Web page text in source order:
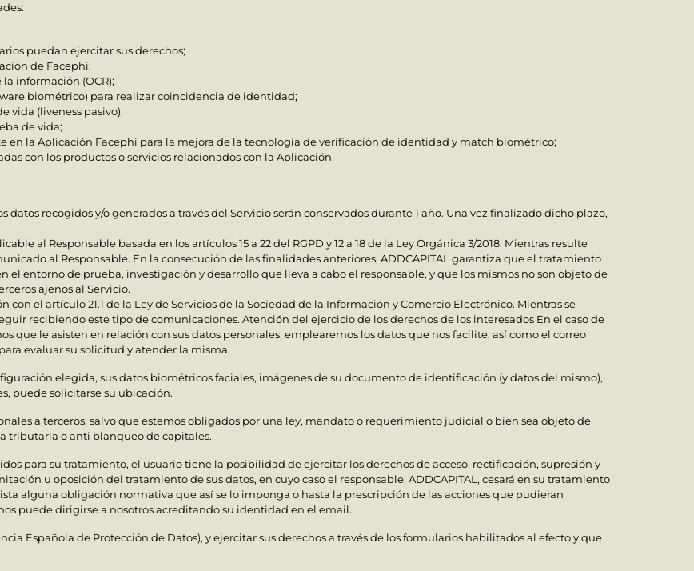
puedan ejercitar sus derechos;
de Facephi;
información (OCR);
biométrico) para realizar coincidencia de identidad;
vida (liveness pasivo);
de vida;
en la Aplicación Facephi para la mejora de la tecnología de verificación de identidad y match biométrico;
con los productos o servicios relacionados con la Aplicación.
datos recogidos y/o generados a través del Servicio serán conservados durante 1 año. Una vez finalizado dicho plazo,
al Responsable basada en los artículos 15 a 22 del RGPD y 12 a 18 de la Ley Orgánica 3/2018. Mientras resulte
al Responsable. En la consecución de las finalidades anteriores, ADDCAPITAL garantiza que el tratamiento
el entorno de prueba, investigación y desarrollo que lleva a cabo el responsable, y que los mismos no son objeto de
ajenos al Servicio.
con el artículo 21.1 de la Ley de Servicios de la Sociedad de la Información y Comercio Electrónico. Mientras se
recibiendo este tipo de comunicaciones. Atención del ejercicio de los derechos de los interesados En el caso de
que le asisten en relación con sus datos personales, emplearemos los datos que nos facilite, así como el correo
evaluar su solicitud y atender la misma.
elegida, sus datos biométricos faciales, imágenes de su documento de identificación (y datos del mismo),
puede solicitarse su ubicación.
a terceros, salvo que estemos obligados por una ley, mandato o requerimiento judicial o bien sea objeto de
tributaria o anti blanqueo de capitales.
para su tratamiento, el usuario tiene la posibilidad de ejercitar los derechos de acceso, rectificación, supresión y
u oposición del tratamiento de sus datos, en cuyo caso el responsable, ADDCAPITAL, cesará en su tratamiento
alguna obligación normativa que así se lo imponga o hasta la prescripción de las acciones que pudieran
puede dirigirse a nosotros acreditando su identidad en el email.
Española de Protección de Datos), y ejercitar sus derechos a través de los formularios habilitados al efecto y que